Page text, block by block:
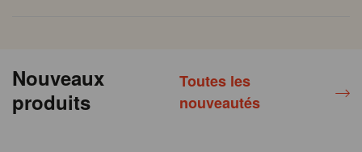
Nouveaux
produits
Toutes les
nouveautés